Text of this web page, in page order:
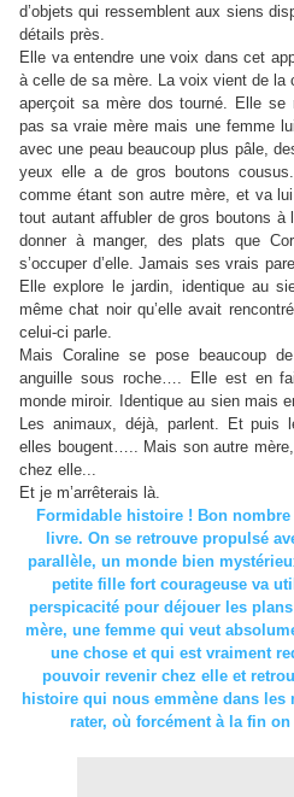
d’objets qui ressemblent aux siens
détails près.
Elle va entendre une voix dans cet
à celle de sa mère. La voix vient de la
aperçoit sa mère dos tourné. Elle se
pas sa vraie mère mais une femme
avec une peau beaucoup plus pâle,
yeux elle a de gros boutons
comme étant son autre mère, et va
tout autant affubler de gros boutons
donner à manger, des plats que
s’occuper d’elle. Jamais ses vrais
Elle explore le jardin, identique au
même chat noir qu’elle avait
celui-ci parle.
Mais Coraline se pose beaucoup
anguille sous roche…. Elle est en
monde miroir. Identique au sien mais
Les animaux, déjà, parlent. Et puis
elles bougent….. Mais son autre
chez elle...
Et je m’arrêterais là.
Formidable histoire ! Bon nombre
livre. On se retrouve propulsé
parallèle, un monde bien
petite fille fort courageuse va
perspicacité pour déjouer les
mère, une femme qui veut
une chose et qui est vraiment
pouvoir revenir chez elle et
histoire qui nous emmène dans les
rater, où forcément à la fin